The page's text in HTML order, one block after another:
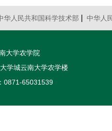
华人民共和国科学技术部 中华人
南大学农学院
学城云南大学农学楼
0871-65031539